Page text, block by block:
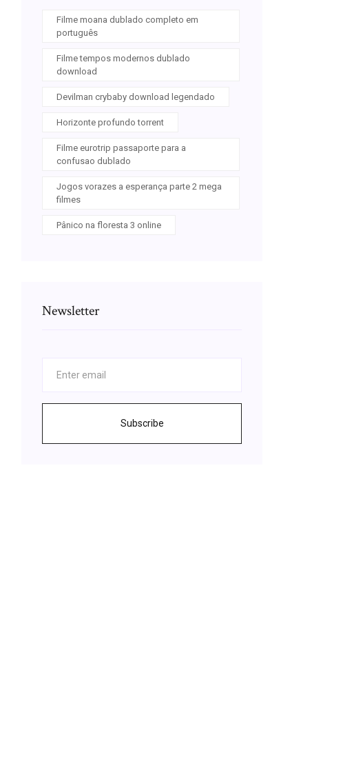
Filme moana dublado completo em
português
Filme tempos modernos dublado
download
Devilman crybaby download legendado
Horizonte profundo torrent
Filme eurotrip passaporte para a
confusao dublado
Jogos vorazes a esperança parte 2 mega
filmes
Pânico na floresta 3 online
Newsletter
Subscribe